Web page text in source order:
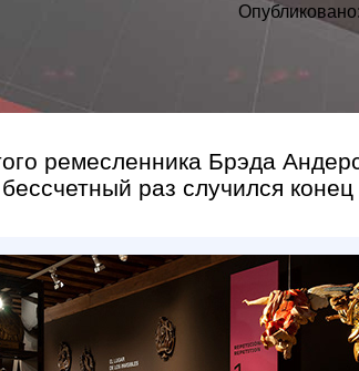
ремесленника Брэда
раз случился конец